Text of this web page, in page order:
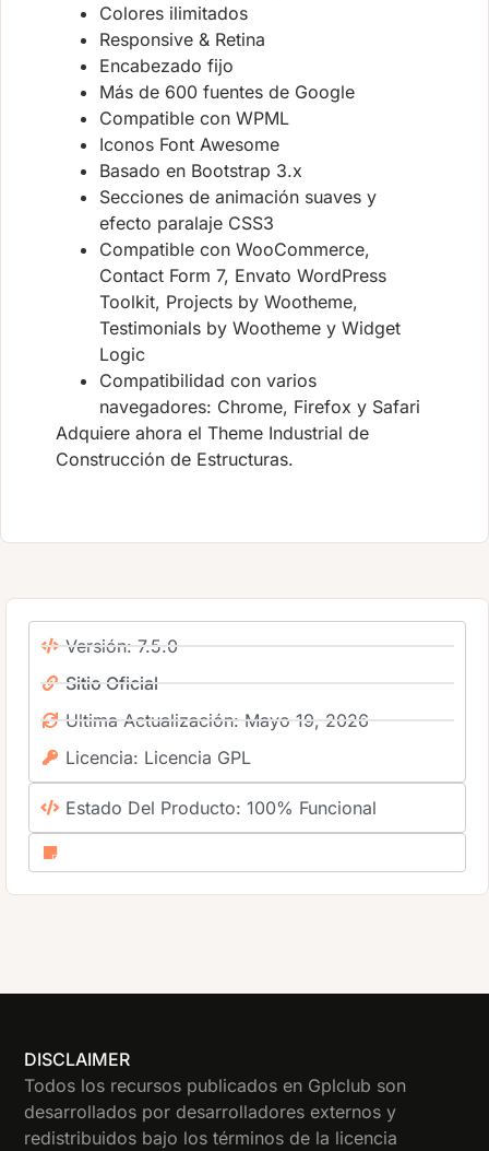
Colores ilimitados
Responsive & Retina
Encabezado fijo
Más de 600 fuentes de Google
Compatible con WPML
Iconos Font Awesome
Basado en Bootstrap 3.x
Secciones de animación suaves y
efecto paralaje CSS3
Compatible con WooCommerce,
Contact Form 7, Envato WordPress
Toolkit, Projects by Wootheme,
Testimonials by Wootheme y Widget
Logic
Compatibilidad con varios
navegadores: Chrome, Firefox y Safari
Adquiere ahora el Theme Industrial de
Construcción de Estructuras.
Versión: 7.5.0
Sitio Oficial
Ultima Actualización: Mayo 19, 2026
Licencia: Licencia GPL
Estado Del Producto: 100% Funcional
DISCLAIMER
Todos los recursos publicados en Gplclub son
desarrollados por desarrolladores externos y
redistribuidos bajo los términos de la licencia